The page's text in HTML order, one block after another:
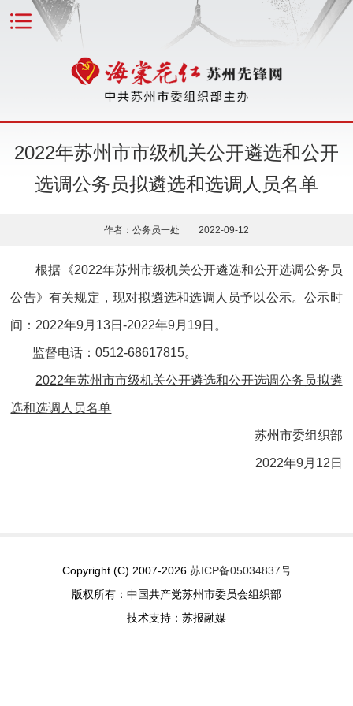
2022年苏州市市级机关公开遴选和公开
选调公务员拟遴选和选调人员名单
作者：公务员一处 2022-09-12
根据《2022年苏州市级机关公开遴选和公开选调公务员
公告》有关规定，现对拟遴选和选调人员予以公示。公示时
间：2022年9月13日-2022年9月19日。
监督电话：0512-68617815。
2022年苏州市市级机关公开遴选和公开选调公务员拟遴
选和选调人员名单
苏州市委组织部
2022年9月12日
Copyright (C) 2007-2026 苏ICP备05034837号
版权所有：中国共产党苏州市委员会组织部
技术支持：苏报融媒